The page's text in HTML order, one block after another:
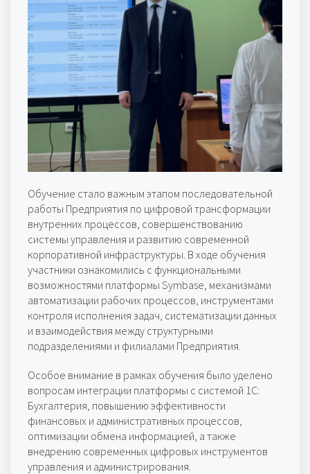
Обучение стало важным этапом последовательной
работы Предприятия по цифровой трансформации
внутренних процессов, совершенствованию
системы управления и развитию современной
корпоративной инфраструктуры. В ходе обучения
участники ознакомились с функциональными
возможностями платформы Symbase, механизмами
автоматизации рабочих процессов, инструментами
контроля исполнения задач, систематизации данных
и взаимодействия между структурными
подразделениями и филиалами Предприятия.
Особое внимание в рамках обучения было уделено
вопросам интеграции платформы с системой 1С:
Бухгалтерия, повышению эффективности
финансовых и административных процессов,
оптимизации обмена информацией, а также
внедрению современных цифровых инструментов
управления и администрирования.